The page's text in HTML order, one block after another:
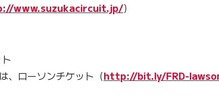
www.suzukacircuit.jp/）
、ローソンチケット（http://bit.ly/FRD-